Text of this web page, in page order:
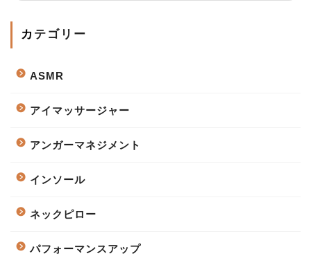
カテゴリー
ASMR
アイマッサージャー
アンガーマネジメント
インソール
ネックピロー
パフォーマンスアップ